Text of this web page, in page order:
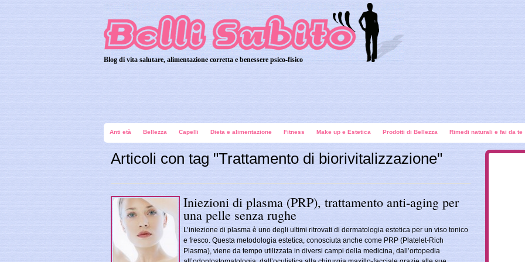
Belli Subito
Blog di vita salutare, alimentazione corretta e benessere psico-fisico
Anti età Bellezza Capelli Dieta e alimentazione Fitness Make up e Estetica Prodotti di Bellezza Rimedi naturali e fai da te
Articoli con tag "Trattamento di biorivitalizzazione"
Iniezioni di plasma (PRP), trattamento anti-aging per
una pelle senza rughe
L’iniezione di plasma è uno degli ultimi ritrovati di dermatologia estetica per un viso tonico
e fresco. Questa metodologia estetica, conosciuta anche come PRP (Platelet-Rich
Plasma), viene da tempo utilizzata in diversi campi della medicina, dall’ortopedia